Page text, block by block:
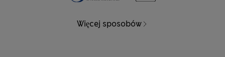
Więcej sposobów